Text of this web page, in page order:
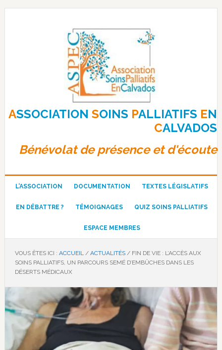
Passer
Passer
Passer
ASSOCIATIONSOINS PALLIATIFS EN
CALVADOS
Bénévolat de présence et d'écoute
L’ASSOCIATION DOCUMENTATION TEXTES LÉGISLATIFS
EN DÉBATTRE ? TÉMOIGNAGES QUIZ SOINS PALLIATIFS
ESPACE MEMBRES
VOUS ÊTES ICI : ACCUEIL / ACTUALITÉS /FIN DE VIE : L’ACCÈS AUX
SOINS PALLIATIFS, UN PARCOURS SEMÉ D’EMBÛCHES DANS LES
DÉSERTS MÉDICAUX